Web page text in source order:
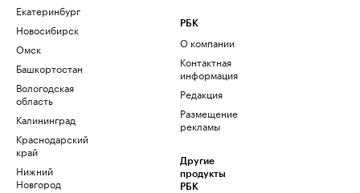
Екатеринбург
Новосибирск
Омск
Башкортостан
Вологодская
область
Калининград
Краснодарский
край
Нижний
Новгород
РБК
О компании
Контактная
информация
Редакция
Размещение
рекламы
Другие
продукты
РБК